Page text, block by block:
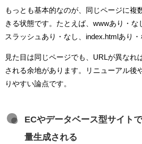
もっとも基本的なのが、同じページに複
きる状態です。たとえば、wwwあり・な
スラッシュあり・なし、index.htmlあり・
見た目は同じページでも、URLが異なれ
される余地があります。リニューアル後
りやすい論点です。
ECやデータベース型サイト
量生成される